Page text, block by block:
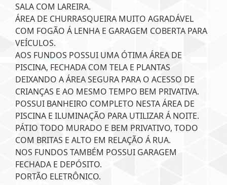
SALA COM LAREIRA.
ÁREA DE CHURRASQUEIRA MUITO AGRADÁVEL
COM FOGÃO Á LENHA E GARAGEM COBERTA PARA
VEÍCULOS.
AOS FUNDOS POSSUI UMA ÓTIMA ÁREA DE
PISCINA, FECHADA COM TELA E PLANTAS
DEIXANDO A ÁREA SEGURA PARA O ACESSO DE
CRIANÇAS E AO MESMO TEMPO BEM PRIVATIVA.
POSSUI BANHEIRO COMPLETO NESTA ÁREA DE
PISCINA E ILUMINAÇÃO PARA UTILIZAR Á NOITE.
PÁTIO TODO MURADO E BEM PRIVATIVO, TODO
COM BRITAS E ALTO EM RELAÇÃO Á RUA.
NOS FUNDOS TAMBÉM POSSUI GARAGEM
FECHADA E DEPÓSITO.
PORTÃO ELETRÔNICO.